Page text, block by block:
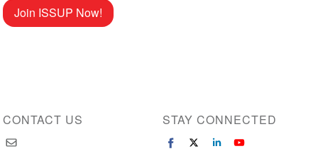
Join ISSUP Now!
CONTACT US STAY CONNECTED